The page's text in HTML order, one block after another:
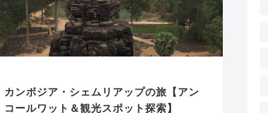
カンボジア・シェムリアップの旅【アン
コールワット＆観光スポット探索】